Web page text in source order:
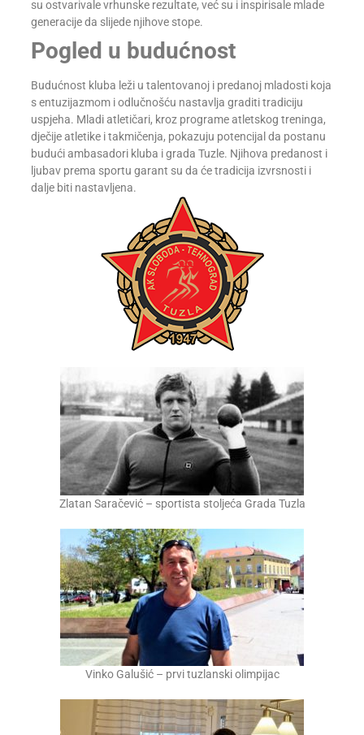
su ostvarivale vrhunske rezultate, već su i inspirisale mlade
generacije da slijede njihove stope.
Pogled u budućnost
Budućnost kluba leži u talentovanoj i predanoj mladosti koja
s entuzijazmom i odlučnošću nastavlja graditi tradiciju
uspjeha. Mladi atletičari, kroz programe atletskog treninga,
dječije atletike i takmičenja, pokazuju potencijal da postanu
budući ambasadori kluba i grada Tuzle. Njihova predanost i
ljubav prema sportu garant su da će tradicija izvrsnosti i
dalje biti nastavljena.
Zlatan Saračević – sportista stoljeća Grada Tuzla
Vinko Galušić – prvi tuzlanski olimpijac